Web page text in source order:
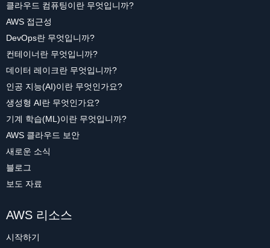
클라우드 컴퓨팅이란 무엇입니까?
AWS 접근성
DevOps란 무엇입니까?
컨테이너란 무엇입니까?
데이터 레이크란 무엇입니까?
인공 지능(AI)이란 무엇인가요?
생성형 AI란 무엇인가요?
기계 학습(ML)이란 무엇입니까?
AWS 클라우드 보안
새로운 소식
블로그
보도 자료
AWS 리소스
시작하기